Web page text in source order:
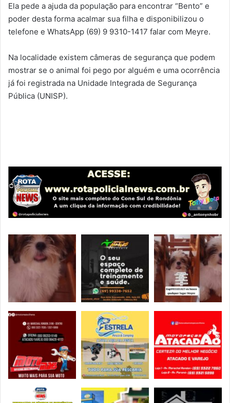
Ela pede a ajuda da população para encontrar “Bento” e
poder desta forma acalmar sua filha e disponibilizou o
telefone e WhatsApp (69) 9 9310-1417 falar com Meyre.
Na localidade existem câmeras de segurança que podem
mostrar se o animal foi pego por alguém e uma ocorrência
já foi registrada na Unidade Integrada de Segurança
Pública (UNISP).